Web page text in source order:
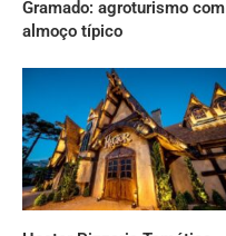
Gramado: agroturismo com
almoço típico